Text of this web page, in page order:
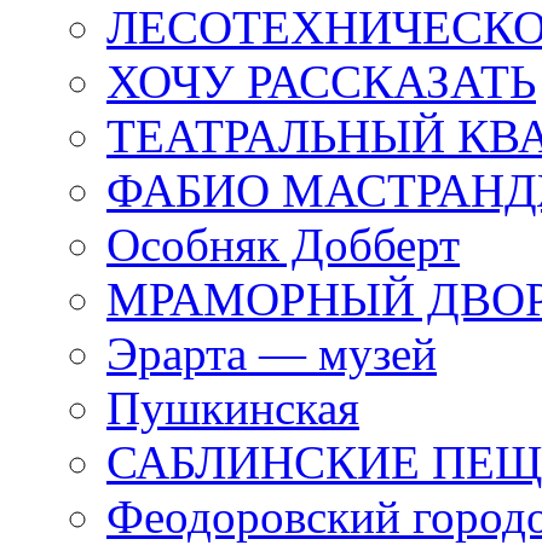
ХОЧУ РАССКАЗАТЬ
ТЕАТРАЛЬНЫЙ
ФАБИО
Особняк Добберт
МРАМОРНЫЙ
Эрарта — музей
Пушкинская
САБЛИНСКИЕ
Феодоровский